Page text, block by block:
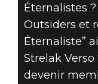
Éternalistes
Outsiders et
Éternaliste”
Strelak Verso
devenir